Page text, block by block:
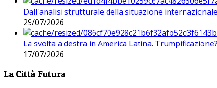
Dall'analisi strutturale della situazione
29/07/2026
La svolta a destra in America Latina. Trumpificazione?
17/07/2026
La Città Futura